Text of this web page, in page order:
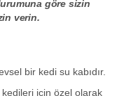
göre sizin
verin.
bir kedi su kabıdır.
kedileri için özel olarak